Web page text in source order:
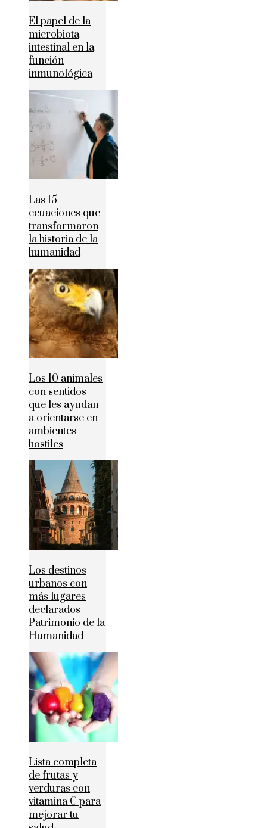
El papel de la
microbiota
intestinal en la
función
inmunológica
Las 15
ecuaciones que
transformaron
la historia de la
humanidad
Los 10 animales
con sentidos
que les ayudan
a orientarse en
ambientes
hostiles
Los destinos
urbanos con
más lugares
declarados
Patrimonio de la
Humanidad
Lista completa
de frutas y
verduras con
vitamina C para
mejorar tu